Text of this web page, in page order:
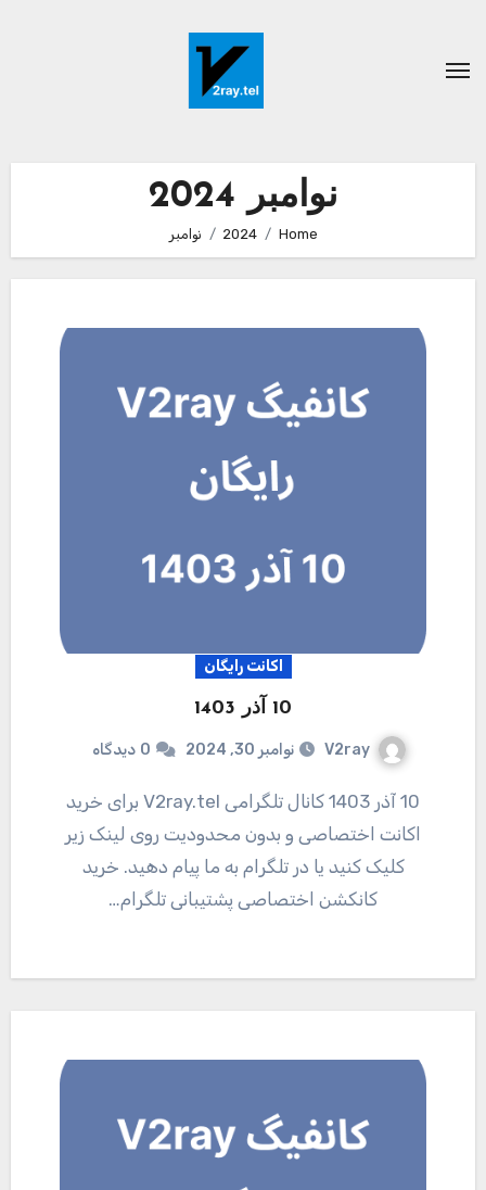
content
نوامبر 2024
Home
2024 نوامبر
اکانت رایگان
10 آذر 1403
V2ray نوامبر 30, 2024 0 دیدگاه
10 آذر 1403 کانال تلگرامی V2ray.tel برای خرید
اکانت اختصاصی و بدون محدودیت روی لینک زیر
کلیک کنید یا در تلگرام به ما پیام دهید. خرید
کانکشن اختصاصی پشتیبانی تلگرام…